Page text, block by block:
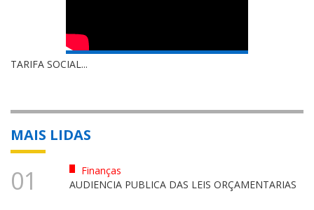
TARIFA SOCIAL...
MAIS LIDAS
01
Finanças
AUDIENCIA PUBLICA DAS LEIS ORÇAMENTARIAS